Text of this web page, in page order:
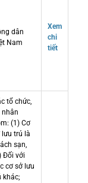
dân
Nam
Xem
chi
tiết
tổ chức,
nhân
(1) Cơ
lưu trú là
sạn,
Đối với
cơ sở lưu
khác;